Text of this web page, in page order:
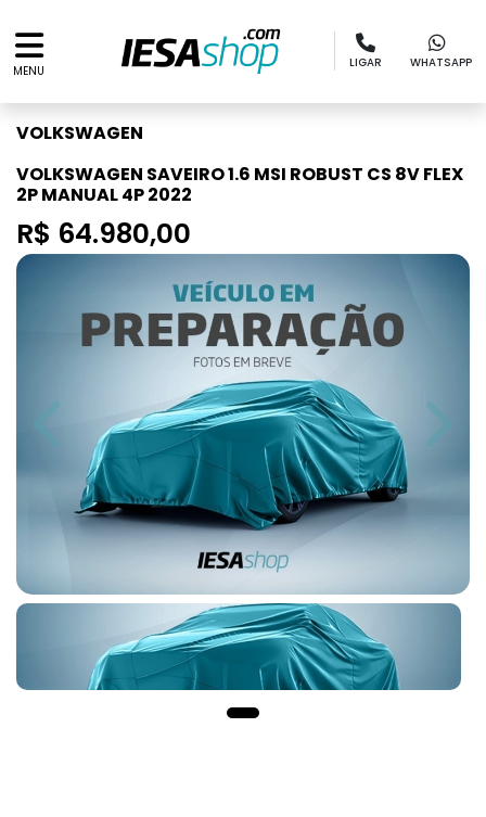
MENU
LIGAR WHATSAPP
VOLKSWAGEN
VOLKSWAGEN SAVEIRO 1.6 MSI ROBUST CS 8V FLEX
2P MANUAL 4P 2022
R$ 64.980,00
Previous